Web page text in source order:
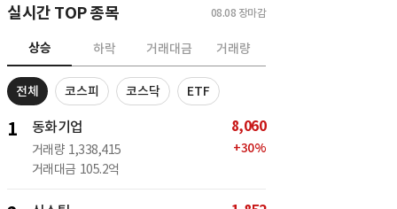
실시간 TOP 종목 08.08 장마감
상승 하락 거래대금 거래량
전체 코스피 코스닥 ETF
1 동화기업
거래량 1,338,415
거래대금 105.2억
8,060
+30%